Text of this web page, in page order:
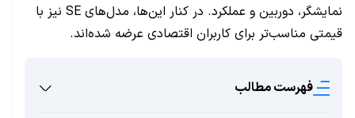
نمایشگر، دوربین و عملکرد. در کنار این‌ها، مدل‌های SE نیز با
قیمتی مناسب‌تر برای کاربران اقتصادی عرضه شده‌اند.
فهرست مطالب